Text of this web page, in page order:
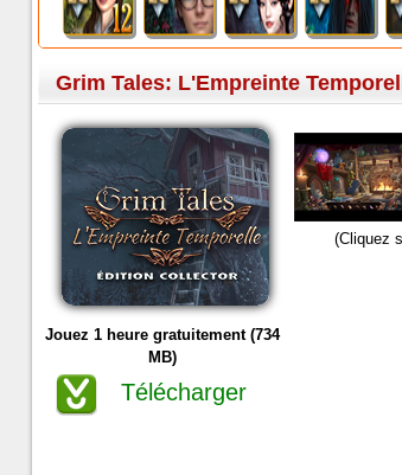
Grim Tales: L'Empreinte
Jouez 1 heure gratuitement (734
MB)
Télécharger
(Cliquez